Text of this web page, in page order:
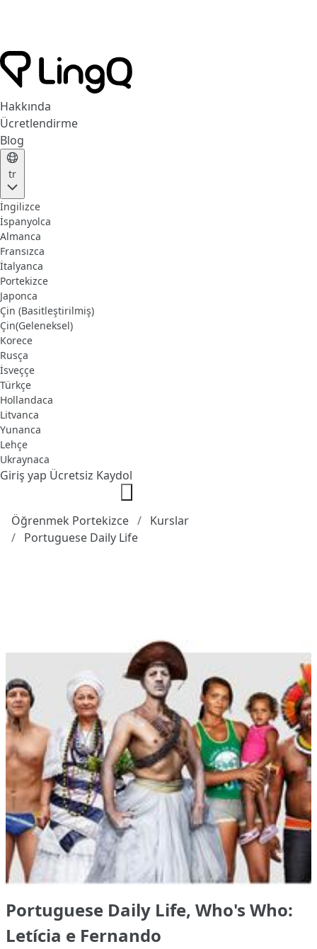
Hakkında
Ücretlendirme
Blog
tr
İngilizce
İspanyolca
Almanca
Fransızca
İtalyanca
Portekizce
Japonca
Çin (Basitleştirilmiş)
Çin(Geleneksel)
Korece
Rusça
İsveççe
Türkçe
Hollandaca
Litvanca
Yunanca
Lehçe
Ukraynaca
Giriş yap Ücretsiz Kaydol
Öğrenmek Portekizce
Kurslar
Portuguese Daily Life
Portuguese Daily Life, Who's Who:
Letícia e Fernando